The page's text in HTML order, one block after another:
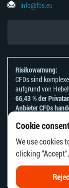
Cookie
We use cookies
clicking
info@fbs.eu
Risikowarnung:
CFDs sind
aufgrund von
66,43 % der
Anbieter CFDs
ob Sie es sich
Bitte beachten Sie
Die Informationen
die in einem Land
Verbreitung oder
Gesetze oder